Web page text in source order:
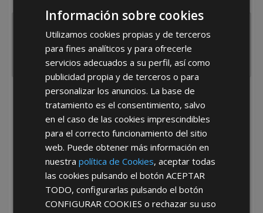
*Abstenerse particulares, sólo venta a tiendas y empresas minoristas y
mayoristas.
Información sobre cookies
Utilizamos cookies propias y de terceros
para fines analíticos y para ofrecerle
servicios adecuados a su perfil, así como
publicidad propia y de terceros o para
personalizar los anuncios. La base de
tratamiento es el consentimiento, salvo
en el caso de las cookies imprescindibles
para el correcto funcionamiento del sitio
web. Puede obtener más información en
nuestrapolítica de Cookies, aceptar todas
las cookies pulsando el botónACEPTAR
TODO, configurarlas pulsando el botón
CONFIGURAR COOKIES o rechazar su uso